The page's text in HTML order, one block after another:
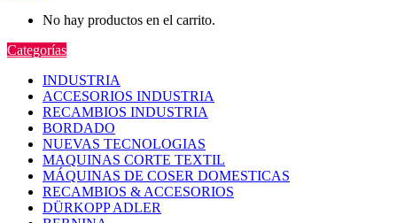
No hay productos en el carrito.
Categorías
INDUSTRIA
ACCESORIOS INDUSTRIA
RECAMBIOS INDUSTRIA
BORDADO
NUEVAS TECNOLOGIAS
MAQUINAS CORTE TEXTIL
MÁQUINAS DE COSER DOMESTICAS
RECAMBIOS & ACCESORIOS
DÜRKOPP ADLER